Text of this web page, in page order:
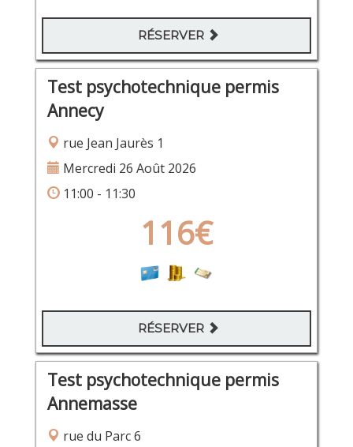
RÉSERVER
Test psychotechnique permis
Annecy
rue Jean Jaurès 1
Mercredi 26 Août 2026
11:00 - 11:30
116€
RÉSERVER
Test psychotechnique permis
Annemasse
rue du Parc 6